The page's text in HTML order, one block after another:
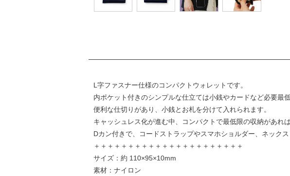
L字ファスナー仕様のコンパクトウォレットです。
内ポケット付きのシンプルな仕立ては小銭やカードなど必要最
便利な仕切りがあり、小銭とお札を分けて入れられます。
キャッシュレス化が進む中、コンパクトで最低限の収納があれ
Dカン付きで、コードストラップやスマホショルダー、ネック
＋＋＋＋＋＋＋＋＋＋＋＋＋＋＋＋＋＋＋＋＋＋
サイズ：約 110×95×10mm
素材：ナイロン